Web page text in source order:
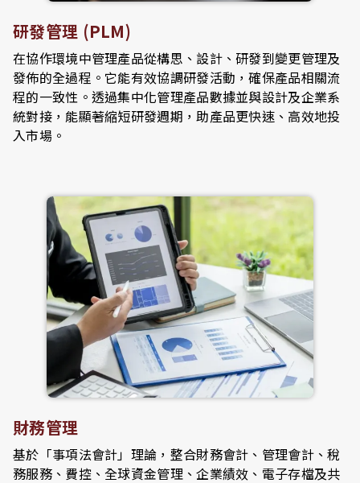
研發管理 (PLM)
在協作環境中管理產品從構思、設計、研發到變更管理及
發佈的全過程。它能有效協調研發活動，確保產品相關流
程的一致性。透過集中化管理產品數據並與設計及企業系
統對接，能顯著縮短研發週期，助產品更快速、高效地投
入市場。
財務管理
基於「事項法會計」理論，整合財務會計、管理會計、稅
務服務、費控、全球資金管理、企業績效、電子存檔及共